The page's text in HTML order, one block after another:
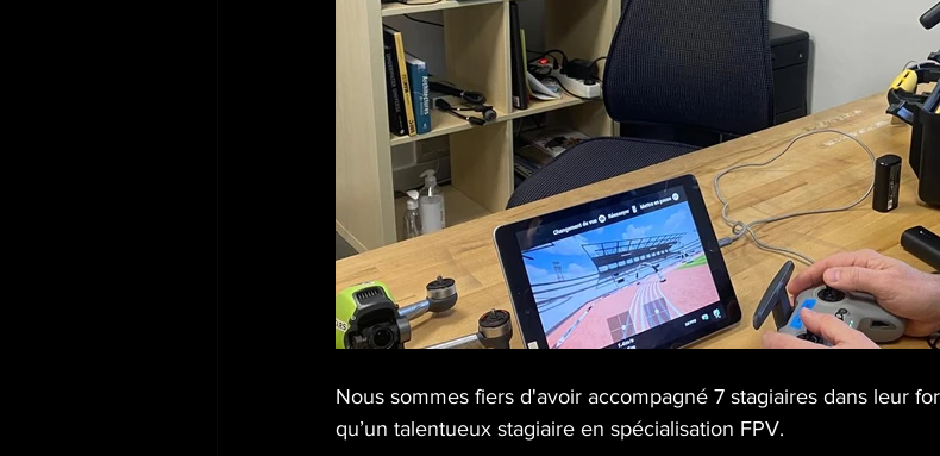
Nous sommes fiers d'avoir accompagné 7 stagiaires dans leur
qu’un talentueux stagiaire en spécialisation FPV.